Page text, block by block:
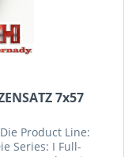
7x57
Product Line:
Series: I Full-